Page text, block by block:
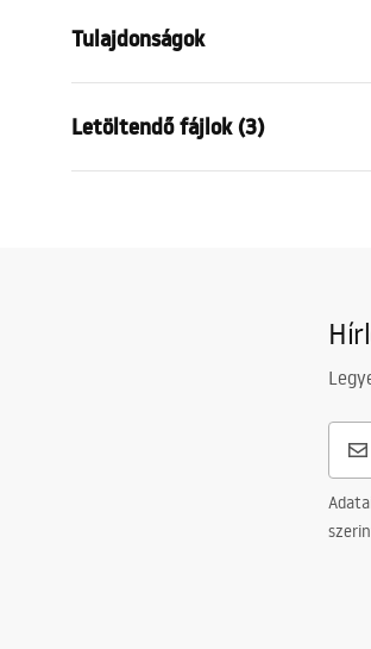
Tulajdonságok
Anyag
Szín
Letöltendő fájlok (3)
Instrukcja_nowy_syfon_FLOW.pdf